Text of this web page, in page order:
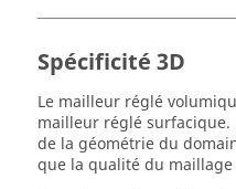
Spécificité 3D
Le mailleur réglé
mailleur réglé
de la géométrie du
que la qualité du